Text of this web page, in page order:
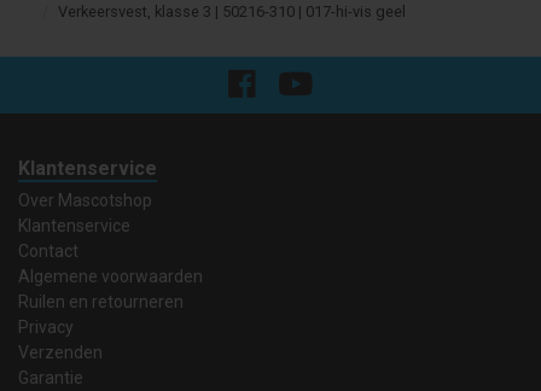
Verkeersvest, klasse 3 | 50216-310 | 017-hi-vis geel
Klantenservice
Over Mascotshop
Klantenservice
Contact
Algemene voorwaarden
Ruilen en retourneren
Privacy
Verzenden
Garantie